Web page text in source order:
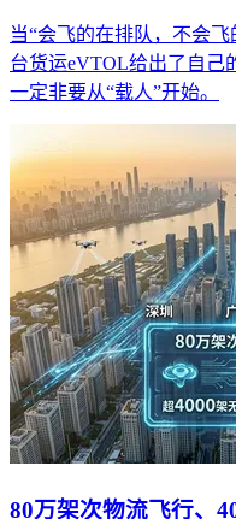
当“会飞的在排队，不会
台货运eVTOL给出了自
一定非要从“载人”开始。
80万架次物流飞行、